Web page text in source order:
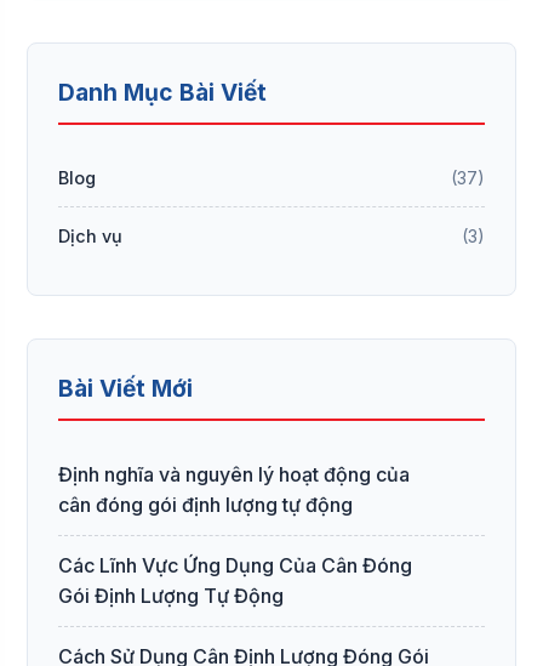
Danh Mục Bài Viết
Blog (37)
Dịch vụ (3)
Bài Viết Mới
Định nghĩa và nguyên lý hoạt động của
cân đóng gói định lượng tự động
Các Lĩnh Vực Ứng Dụng Của Cân Đóng
Gói Định Lượng Tự Động
Cách Sử Dụng Cân Định Lượng Đóng Gói